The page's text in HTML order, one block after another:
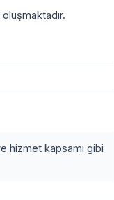
hizmet kapsamı gibi